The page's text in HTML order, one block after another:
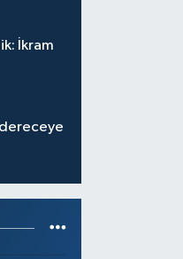
İkram
dereceye